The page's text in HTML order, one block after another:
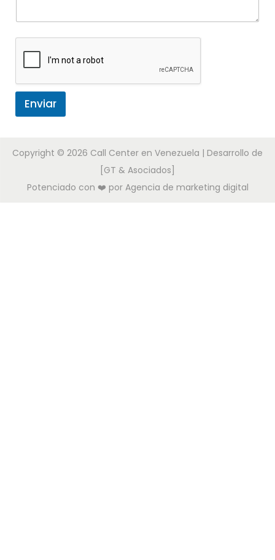
Enviar
Copyright © 2026 Call Center en Venezuela | Desarrollo de
[GT & Asociados]
Potenciado con ❤️ por Agencia de marketing digital